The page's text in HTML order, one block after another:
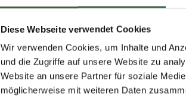
Diese Webseite verwendet Cookies
Wir verwenden Cookies, um Inhalte und
und die Zugriffe auf unsere Website zu
Website an unsere Partner für soziale
möglicherweise mit weiteren Daten